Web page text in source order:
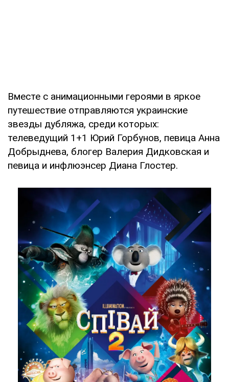
Вместе с анимационными героями в яркое
путешествие отправляются украинские
звезды дубляжа, среди которых:
телеведущий 1+1 Юрий Горбунов, певица Анна
Добрыднева, блогер Валерия Дидковская и
певица и инфлюэнсер Диана Глостер.